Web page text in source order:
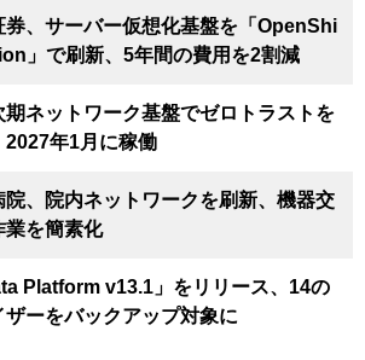
、サーバー仮想化基盤を「OpenShi
」で刷新、5年間の費用を2割減
期ネットワーク基盤でゼロトラストを
2027年1月に稼働
院、院内ネットワークを刷新、機器交
業を簡素化
Platform v13.1」をリリース、14の
ーをバックアップ対象に